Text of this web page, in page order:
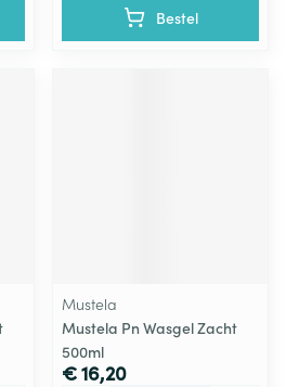
Bestel
Mustela
Mustela Pn Wasgel Zacht
500ml
€ 16,20